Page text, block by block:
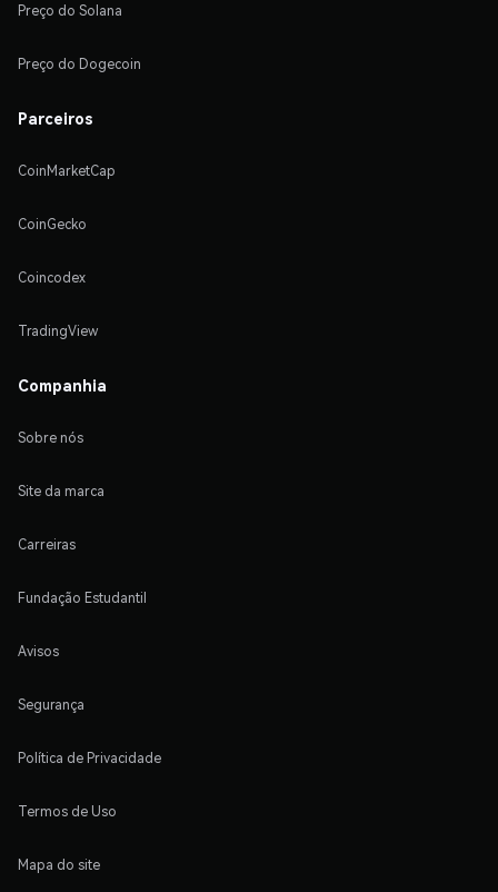
Preço do Solana
Preço do Dogecoin
Parceiros
CoinMarketCap
CoinGecko
Coincodex
TradingView
Companhia
Sobre nós
Site da marca
Carreiras
Fundação Estudantil
Avisos
Segurança
Política de Privacidade
Termos de Uso
Mapa do site